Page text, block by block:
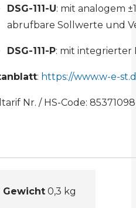
DSG-111-U: mit analogem
abrufbare Sollwerte und
DSG-111-P: mit integrierter
: https://www.w-e-
Nr. / HS-Code: 85371098
Gewicht 0,3 kg